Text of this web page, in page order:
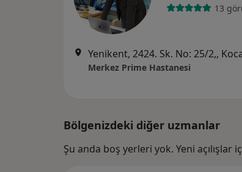
13
Yenikent, 2424. Sk. No: 25/2,,
Merkez Prime Hastanesi
Bölgenizdeki diğer uzmanlar
Şu anda boş yerleri yok. Yeni